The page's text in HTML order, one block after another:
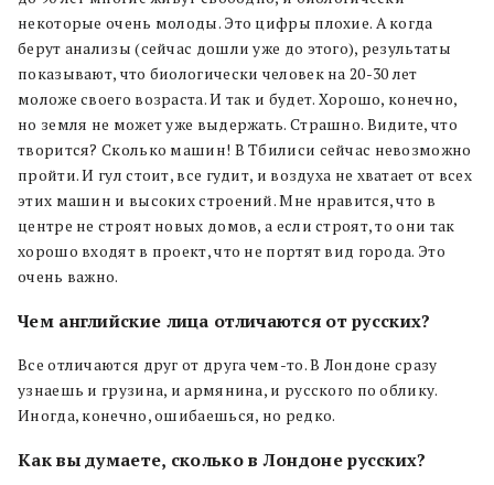
некоторые очень молоды. Это цифры плохие. А когда
берут анализы (сейчас дошли уже до этого), результаты
показывают, что биологически человек на 20-30 лет
моложе своего возраста. И так и будет. Хорошо, конечно,
но земля не может уже выдержать. Страшно. Видите, что
творится? Сколько машин! В Тбилиси сейчас невозможно
пройти. И гул стоит, все гудит, и воздуха не хватает от всех
этих машин и высоких строений. Мне нравится, что в
центре не строят новых домов, а если строят, то они так
хорошо входят в проект, что не портят вид города. Это
очень важно.
Чем английские лица отличаются от русских?
Все отличаются друг от друга чем-то. В Лондоне сразу
узнаешь и грузина, и армянина, и русского по облику.
Иногда, конечно, ошибаешься, но редко.
Как вы думаете, сколько в Лондоне русских?